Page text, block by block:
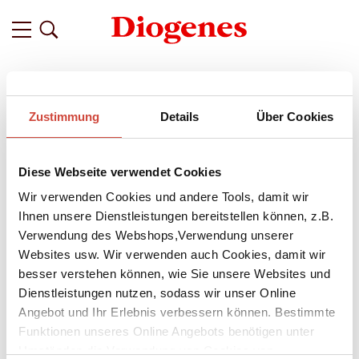
Zustimmung Details Über Cookies
Diese Webseite verwendet Cookies
Wir verwenden Cookies und andere Tools, damit wir
Ihnen unsere Dienstleistungen bereitstellen können, z.B.
Verwendung des Webshops,Verwendung unserer
Websites usw. Wir verwenden auch Cookies, damit wir
besser verstehen können, wie Sie unsere Websites und
Dienstleistungen nutzen, sodass wir unser Online
Angebot und Ihr Erlebnis verbessern können. Bestimmte
Funktionen unseres Online Angebots benötigen unter
Related Featured
vor etwa einem Jahr
›Heute kein Abschied‹ – Daan
Heerma van Voss' Gedanken zum
Buch
Wer war er wirklich, der Mann, den Tessel, Cat und Moor ihren
Vater nannten? Nach seinem plötzlichen Tod beschäftigen
Erinnerungen und ausbleibende Chancen auf Versöhnung die
drei Geschwister – aber auch Geheimnisse, die auf einmal ans